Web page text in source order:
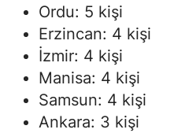
Ordu: 5 kişi
Erzincan: 4 kişi
İzmir: 4 kişi
Manisa: 4 kişi
Samsun: 4 kişi
Ankara: 3 kişi